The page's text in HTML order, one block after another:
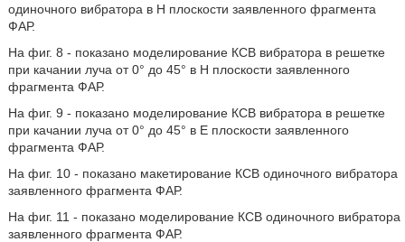
одиночного вибратора в H плоскости заявленного фрагмента
ФАР.
На фиг. 8 - показано моделирование КСВ вибратора в решетке
при качании луча от 0° до 45° в H плоскости заявленного
фрагмента ФАР.
На фиг. 9 - показано моделирование КСВ вибратора в решетке
при качании луча от 0° до 45° в E плоскости заявленного
фрагмента ФАР.
На фиг. 10 - показано макетирование КСВ одиночного вибратора
заявленного фрагмента ФАР.
На фиг. 11 - показано моделирование КСВ одиночного вибратора
заявленного фрагмента ФАР.